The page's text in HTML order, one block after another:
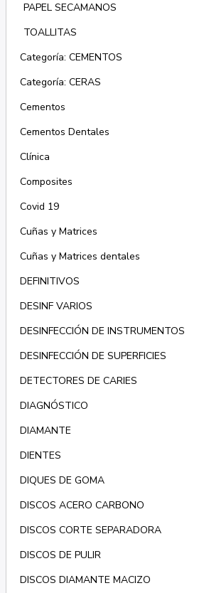
PAPEL SECAMANOS
TOALLITAS
Categoría: CEMENTOS
Categoría: CERAS
Cementos
Cementos Dentales
Clínica
Composites
Covid 19
Cuñas y Matrices
Cuñas y Matrices dentales
DEFINITIVOS
DESINF VARIOS
DESINFECCIÓN DE INSTRUMENTOS
DESINFECCIÓN DE SUPERFICIES
DETECTORES DE CARIES
DIAGNÓSTICO
DIAMANTE
DIENTES
DIQUES DE GOMA
DISCOS ACERO CARBONO
DISCOS CORTE SEPARADORA
DISCOS DE PULIR
DISCOS DIAMANTE MACIZO